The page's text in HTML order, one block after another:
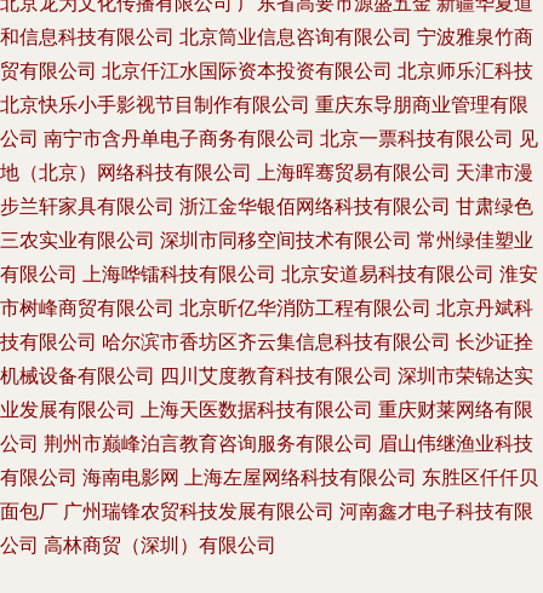
和信息科技有限公司 北京筒业信息咨询有限公司 宁波雅泉竹商
贸有限公司 北京仟江水国际资本投资有限公司 北京师乐汇科技
北京快乐小手影视节目制作有限公司 重庆东导朋商业管理有限
公司 南宁市含丹单电子商务有限公司 北京一票科技有限公司 见
地（北京）网络科技有限公司 上海晖骞贸易有限公司 天津市漫
步兰轩家具有限公司 浙江金华银佰网络科技有限公司 甘肃绿色
三农实业有限公司 深圳市同移空间技术有限公司 常州绿佳塑业
有限公司 上海哗镭科技有限公司 北京安道易科技有限公司 淮安
市树峰商贸有限公司 北京昕亿华消防工程有限公司 北京丹斌科
技有限公司 哈尔滨市香坊区齐云集信息科技有限公司 长沙证拴
机械设备有限公司 四川艾度教育科技有限公司 深圳市荣锦达实
业发展有限公司 上海天医数据科技有限公司 重庆财莱网络有限
公司 荆州市巅峰泊言教育咨询服务有限公司 眉山伟继渔业科技
有限公司 海南电影网 上海左屋网络科技有限公司 东胜区仟仟贝
面包厂 广州瑞锋农贸科技发展有限公司 河南鑫才电子科技有限
公司 高林商贸（深圳）有限公司